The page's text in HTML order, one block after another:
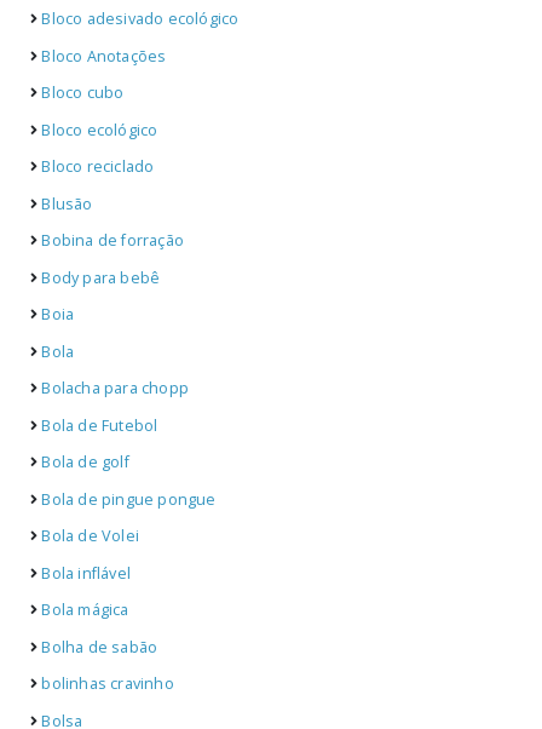
Bloco adesivado ecológico
Bloco Anotações
Bloco cubo
Bloco ecológico
Bloco reciclado
Blusão
Bobina de forração
Body para bebê
Boia
Bola
Bolacha para chopp
Bola de Futebol
Bola de golf
Bola de pingue pongue
Bola de Volei
Bola inflável
Bola mágica
Bolha de sabão
bolinhas cravinho
Bolsa